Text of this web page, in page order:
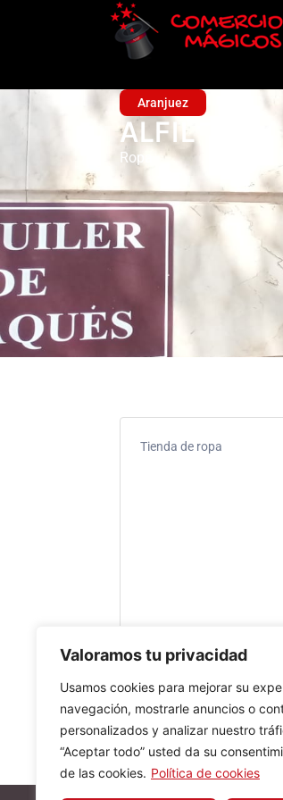
Valoramos tu privacidad
Usamos cookies para mejorar su
navegación, mostrarle anuncios o
personalizados y analizar nuestro
“Aceptar todo” usted da su
de las cookies. Política de cookies
Aranjuez
ALFIL
Ropa
Tienda de ropa